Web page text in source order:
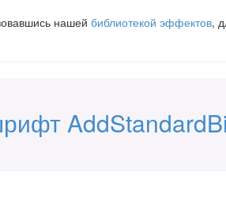
нашей библиотекой эффектов,